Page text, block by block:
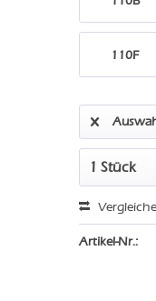
110F
Artikel-Nr.: